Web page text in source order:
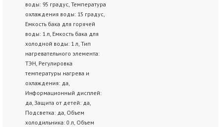
воды: 95 градус, Температура
охлаждения воды: 15 градус,
Емкость бака для горячей
воды: 1 л, Емкость бака для
холодной воды: 1 л, Тип
нагревательного элемента:
ТЭН, Регулировка
температуры нагрева и
охлаждения: да,
Информационный дисплей:
да, Защита от детей: да,
Подсветка: да, Объем
холодильника: 0 л, Объем